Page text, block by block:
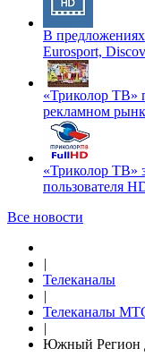
В
Eurosport,
«Триколор ТВ»
рекламном
«Триколор ТВ»
пользователя
Все новости
|
Телеканалы
|
Телеканалы
|
Южный Регион